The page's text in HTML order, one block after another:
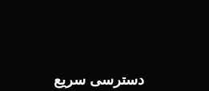
دسترسی سریع